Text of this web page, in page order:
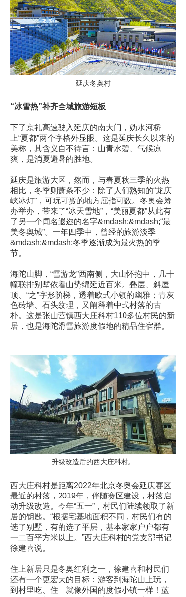
延庆冬奥村
“冰雪热”补齐全域旅游短板
下了京礼高速驶入延庆的南大门，妫水河桥
上“夏都”两个字格外显眼。这是延庆长久以来的
美称，其含义自不待言：山青水碧、气候凉
爽，是消夏避暑的胜地。
延庆是旅游大区，然而，与春夏秋三季的火热
相比，冬季则萧条不少：除了人们熟知的“龙庆
峡冰灯”，可玩可赏的地方屈指可数。冬奥会筹
办举办，带来了“冰天雪地”，“美丽夏都”从此有
了另一个闻名遐迩的名字&mdash;&mdash;“最
美冬奥城”。一年四季中，曾经的旅游淡季
&mdash;&mdash;冬季逐渐成为最火热的季
节。
海陀山脚，“雪游龙”西南侧，大山怀抱中，几十
幢联排别墅依着山势绵延近百米。叠层、斜屋
顶、“之”字形阶梯，透着欧式小镇的幽雅；青灰
色砖墙、石头纹理，又阐释着中式村落的古
朴。这是张山营镇西大庄科村110多位村民的新
居，也是海陀滑雪旅游度假地的精品住宿群。
升级改造后的西大庄科村。
西大庄科村是距离2022年北京冬奥会延庆赛区
最近的村落，2019年，伴随赛区建设，村落启
动升级改造。今年“五一”，村民们陆续领取了新
居的钥匙。“根据宅基地面积不同，村民们有的
选了别墅，有的选了平层，基本家家户户都有
一二百平方米以上。”西大庄科村的党支部书记
徐建喜说。
住上新居只是冬奥红利之一，徐建喜和村民们
还有一个更宏大的目标：游客到海陀山上玩，
到村里吃、住，就像外国的度假小镇一样！蓝